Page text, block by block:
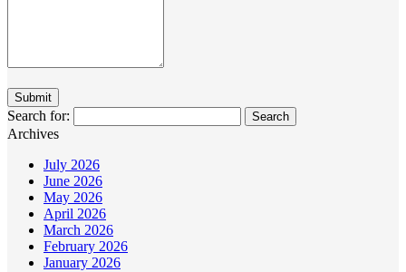
Search for:
Archives
July 2026
June 2026
May 2026
April 2026
March 2026
February 2026
January 2026